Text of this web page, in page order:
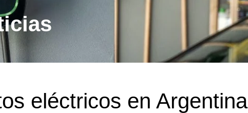
eléctricos en Argentina